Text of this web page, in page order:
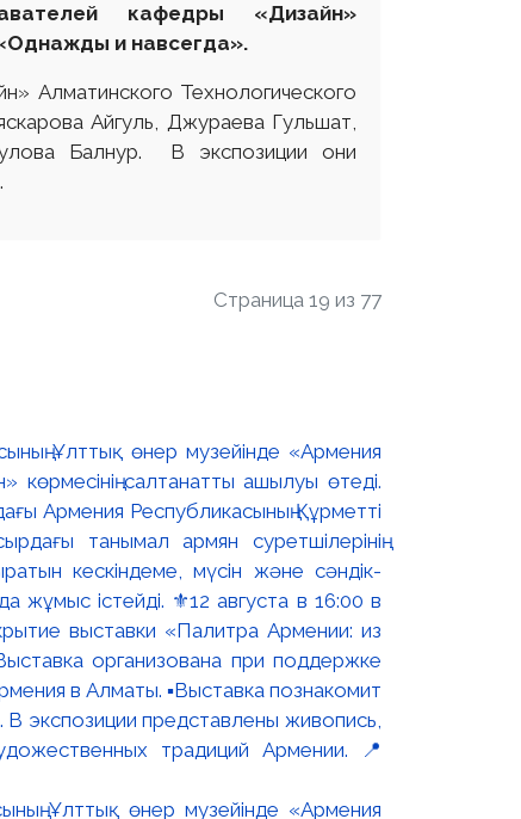
кафедры «Дизайн»
и навсегда».
Алматинского Технологического
Айгуль, Джураева Гульшат,
Балнур. В экспозиции они
Страница 19 из 77
Ұлттық өнер музейінде «Армения